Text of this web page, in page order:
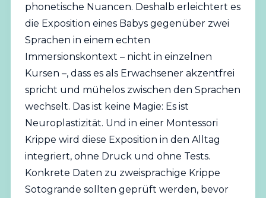
phonetische Nuancen. Deshalb erleichtert es
die Exposition eines Babys gegenüber zwei
Sprachen in einem echten
Immersionskontext – nicht in einzelnen
Kursen –, dass es als Erwachsener akzentfrei
spricht und mühelos zwischen den Sprachen
wechselt. Das ist keine Magie: Es ist
Neuroplastizität. Und in einer Montessori
Krippe wird diese Exposition in den Alltag
integriert, ohne Druck und ohne Tests.
Konkrete Daten zu zweisprachige Krippe
Sotogrande sollten geprüft werden, bevor